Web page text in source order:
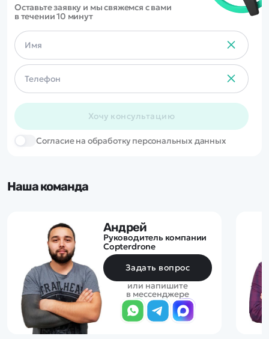
Оставьте заявку и мы свяжемся с вами
в течении 10 минут
Хочу консультацию
Cогласие на обработку персональных данных
Наша команда
Андрей
Руководитель компании
Copterdrone
Задать вопрос
или напишите
в мессенджере